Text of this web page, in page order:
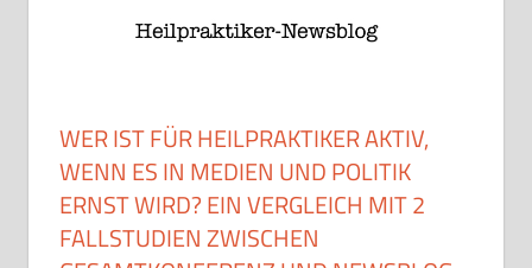
WER IST FÜR HEILPRAKTIKER AKTIV,
WENN ES IN MEDIEN UND POLITIK
ERNST WIRD? EIN VERGLEICH MIT 2
FALLSTUDIEN ZWISCHEN